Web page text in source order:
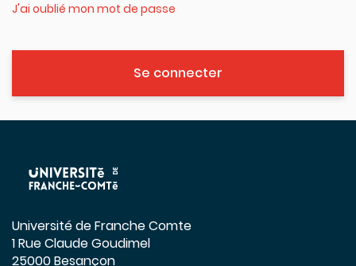
J'ai oublié mon mot de passe
Se connecter
Université de Franche Comte
1 Rue Claude Goudimel
25000 Besançon